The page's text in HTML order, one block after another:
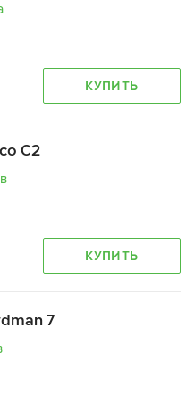
КУПИТЬ
C2
КУПИТЬ
7